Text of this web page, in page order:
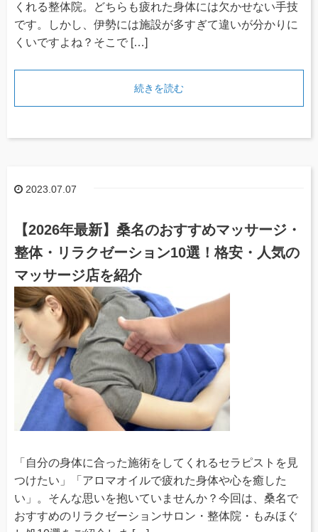
くれる整体院。どちらも疲れた身体には欠かせない手技
です。しかし、伊勢には施設が多すぎて違いが分かりに
くいですよね？そこで […]
続きを読む
2023.07.07
【2026年最新】桑名のおすすめマッサージ・
整体・リラクゼーション10選！格安・人気の
マッサージ店を紹介
「自分の身体に合った施術をしてくれるセラピストを見
つけたい」「アロマオイルで疲れた身体や心を癒した
い」。そんな思いを抱いていませんか？今回は、桑名で
おすすめのリラクゼーションサロン・整体院・もみほぐ